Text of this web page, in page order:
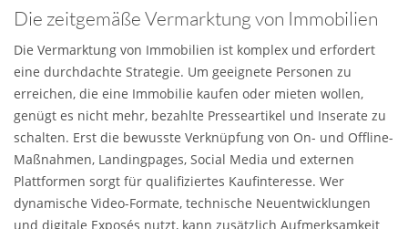
Die zeitgemäße Vermarktung von Immobilien
Die Vermarktung von Immobilien ist komplex und erfordert
eine durchdachte Strategie. Um geeignete Personen zu
erreichen, die eine Immobilie kaufen oder mieten wollen,
genügt es nicht mehr, bezahlte Presseartikel und Inserate zu
schalten. Erst die bewusste Verknüpfung von On- und Offline-
Maßnahmen, Landingpages, Social Media und externen
Plattformen sorgt für qualifiziertes Kaufinteresse. Wer
dynamische Video-Formate, technische Neuentwicklungen
und digitale Exposés nutzt, kann zusätzlich Aufmerksamkeit